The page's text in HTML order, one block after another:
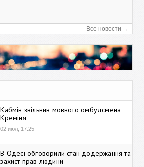
Все новости →
Кабмін звільнив мовного омбудсмена
Креміня
02 июл, 17:25
В Одесі обговорили стан додержання та
захист прав людини